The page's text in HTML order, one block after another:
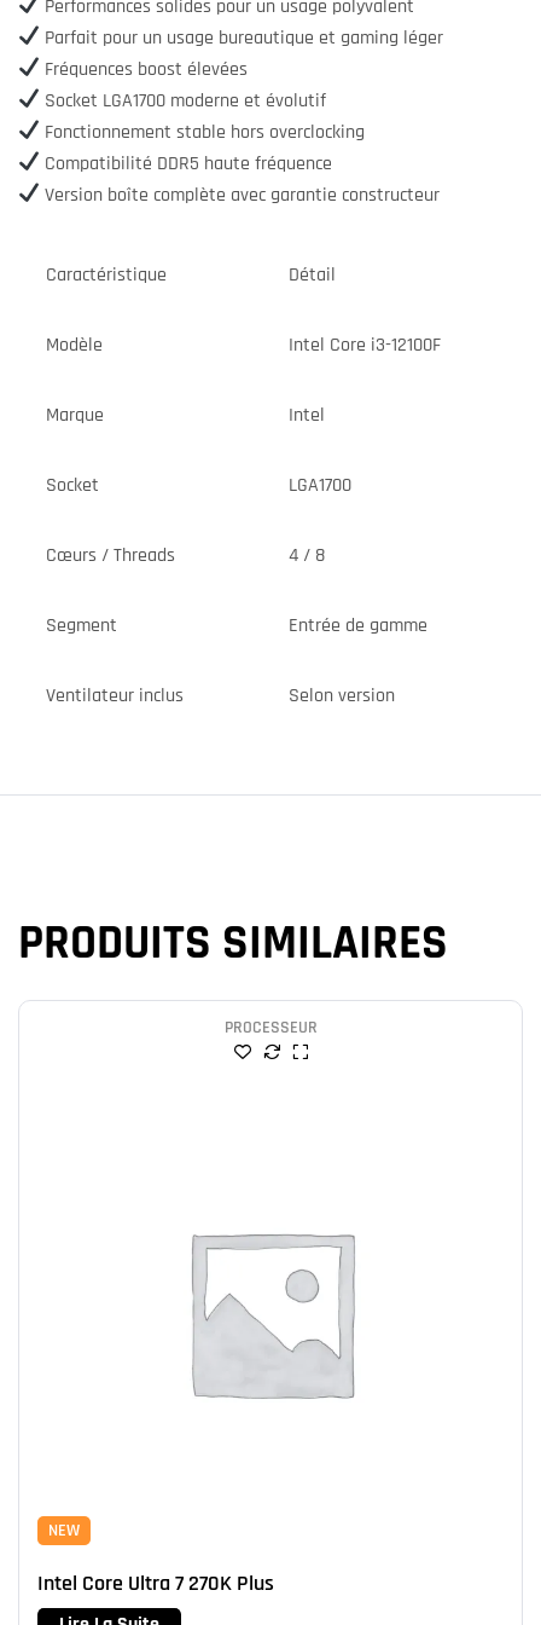
Performances solides pour un usage polyvalent
Parfait pour un usage bureautique et gaming léger
Fréquences boost élevées
Socket LGA1700 moderne et évolutif
Fonctionnement stable hors overclocking
Compatibilité DDR5 haute fréquence
Version boîte complète avec garantie constructeur
Caractéristique Détail
Modèle Intel Core i3-12100F
Marque Intel
Socket LGA1700
Cœurs / Threads 4 / 8
Segment Entrée de gamme
Ventilateur inclus Selon version
PRODUITS SIMILAIRES
PROCESSEUR
NEW
Intel Core Ultra 7 270K Plus